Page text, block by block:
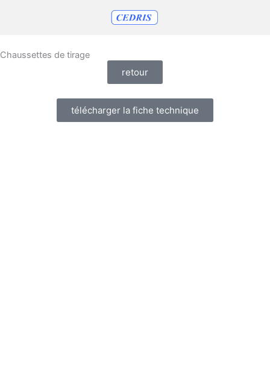
Chaussettes de tirage
retour
télécharger la fiche technique